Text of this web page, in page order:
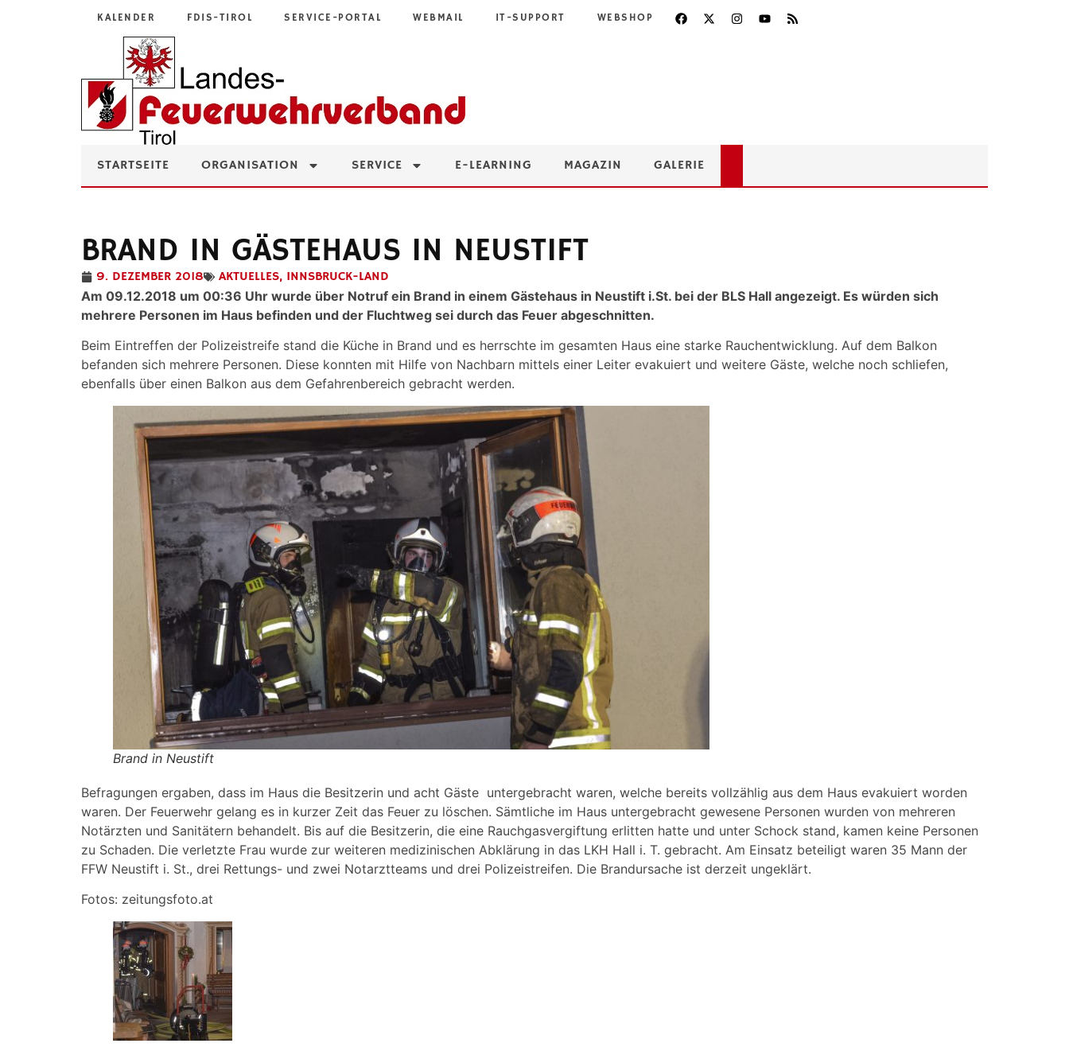
KALENDER FDIS-TIROL SERVICE-PORTAL WEBMAIL IT-SUPPORT WEBSHOP
STARTSEITE ORGANISATION SERVICE E-LEARNING MAGAZIN GALERIE
BRAND IN GÄSTEHAUS IN NEUSTIFT
9. DEZEMBER 2018 AKTUELLES, INNSBRUCK-LAND
Am 09.12.2018 um 00:36 Uhr wurde über Notruf ein Brand in einem Gästehaus in Neustift i.St. bei der BLS Hall angezeigt. Es würden sich
mehrere Personen im Haus befinden und der Fluchtweg sei durch das Feuer abgeschnitten.
Beim Eintreffen der Polizeistreife stand die Küche in Brand und es herrschte im gesamten Haus eine starke Rauchentwicklung. Auf dem Balkon
befanden sich mehrere Personen. Diese konnten mit Hilfe von Nachbarn mittels einer Leiter evakuiert und weitere Gäste, welche noch schliefen,
ebenfalls über einen Balkon aus dem Gefahrenbereich gebracht werden.
Brand in Neustift
Befragungen ergaben, dass im Haus die Besitzerin und acht Gäste untergebracht waren, welche bereits vollzählig aus dem Haus evakuiert worden
waren. Der Feuerwehr gelang es in kurzer Zeit das Feuer zu löschen. Sämtliche im Haus untergebracht gewesene Personen wurden von mehreren
Notärzten und Sanitätern behandelt. Bis auf die Besitzerin, die eine Rauchgasvergiftung erlitten hatte und unter Schock stand, kamen keine Personen
zu Schaden. Die verletzte Frau wurde zur weiteren medizinischen Abklärung in das LKH Hall i. T. gebracht. Am Einsatz beteiligt waren 35 Mann der
FFW Neustift i. St., drei Rettungs- und zwei Notarztteams und drei Polizeistreifen. Die Brandursache ist derzeit ungeklärt.
Fotos: zeitungsfoto.at